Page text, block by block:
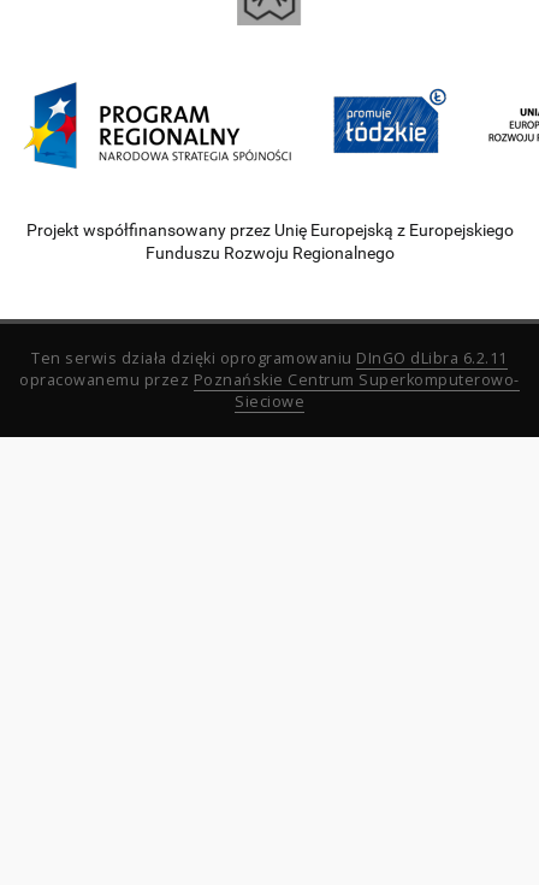
Projekt współfinansowany przez Unię Europejską z Europejskiego
Funduszu Rozwoju Regionalnego
Ten serwis działa dzięki oprogramowaniu DInGO dLibra 6.2.11
opracowanemu przez Poznańskie Centrum Superkomputerowo-
Sieciowe